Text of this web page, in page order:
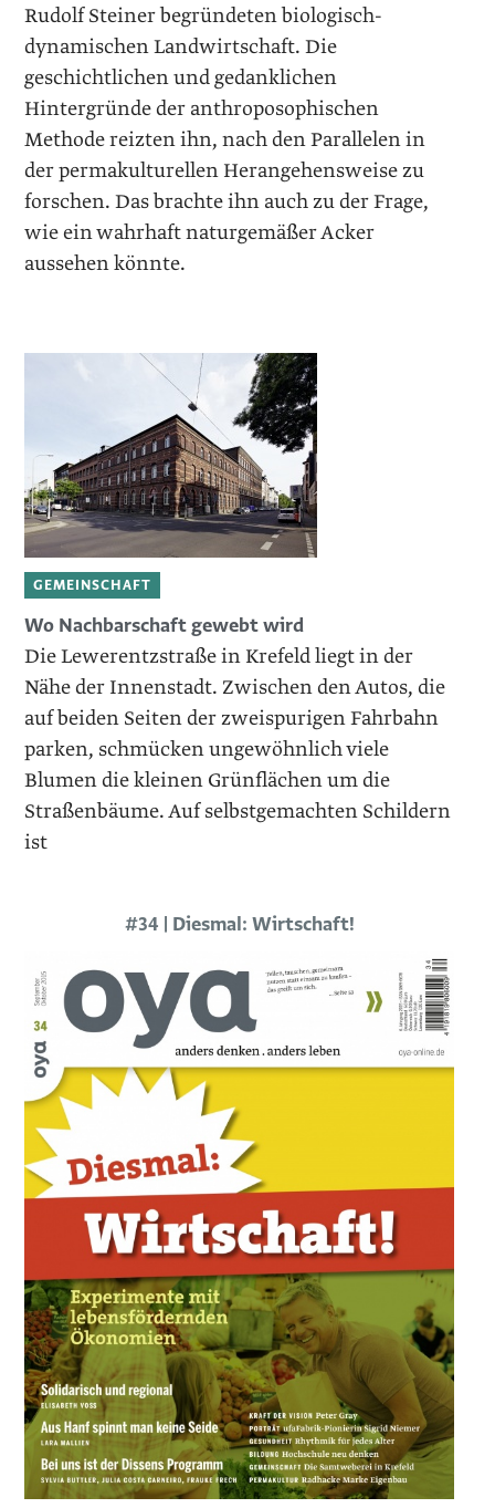
Rudolf Steiner begründeten biologisch-
dynamischen Landwirtschaft. Die
geschichtlichen und gedank­lichen
Hintergründe der anthroposophischen
Methode reizten ihn, nach den Parallelen in
der permakulturellen Herangehensweise zu
forschen. Das brachte ihn auch zu der Frage,
wie ein wahrhaft naturgemäßer Acker
aussehen könnte.
GEMEINSCHAFT
Wo Nachbarschaft gewebt wird
Die Lewerentzstraße in Krefeld liegt in der
Nähe der Innenstadt. Zwischen den Autos, die
auf beiden Seiten der zweispurigen Fahrbahn
parken, schmücken ungewöhnlich viele
Blumen die kleinen Grünflächen um die
Straßenbäume. Auf selbstgemachten Schildern
ist
#34 | Diesmal: Wirtschaft!